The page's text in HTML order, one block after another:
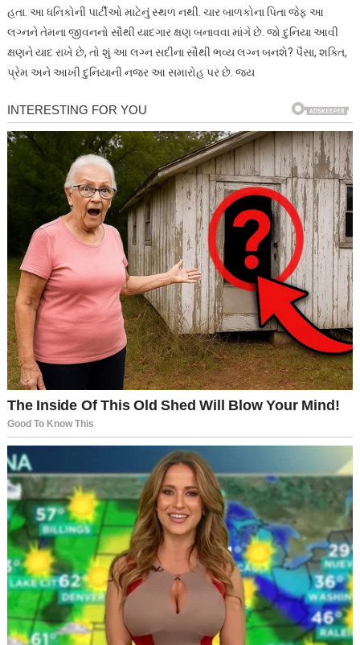
હતા. આ ધનિકોની પાર્ટીઓ માટેનું સ્થળ નથી. ચાર બાળકોના પિતા જેફ આ
લગ્નને તેમના જીવનનો સૌથી યાદગાર ક્ષણ બનાવવા માંગે છે. જો દુનિયા આવી
ક્ષણને યાદ રાખે છે, તો શું આ લગ્ન સદીના સૌથી ભવ્ય લગ્ન બનશે? પૈસા, શક્તિ,
પ્રેમ અને આખી દુનિયાની નજર આ સમારોહ પર છે. જય